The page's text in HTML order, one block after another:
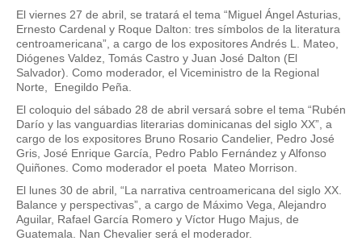
El viernes 27 de abril, se tratará el tema “Miguel Ángel Asturias,
Ernesto Cardenal y Roque Dalton: tres símbolos de la literatura
centroamericana”, a cargo de los expositores Andrés L. Mateo,
Diógenes Valdez, Tomás Castro y Juan José Dalton (El
Salvador). Como moderador, el Viceministro de la Regional
Norte, Enegildo Peña.
El coloquio del sábado 28 de abril versará sobre el tema “Rubén
Darío y las vanguardias literarias dominicanas del siglo XX”, a
cargo de los expositores Bruno Rosario Candelier, Pedro José
Gris, José Enrique García, Pedro Pablo Fernández y Alfonso
Quiñones. Como moderador el poeta Mateo Morrison.
El lunes 30 de abril, “La narrativa centroamericana del siglo XX.
Balance y perspectivas”, a cargo de Máximo Vega, Alejandro
Aguilar, Rafael García Romero y Víctor Hugo Majus, de
Guatemala. Nan Chevalier será el moderador.